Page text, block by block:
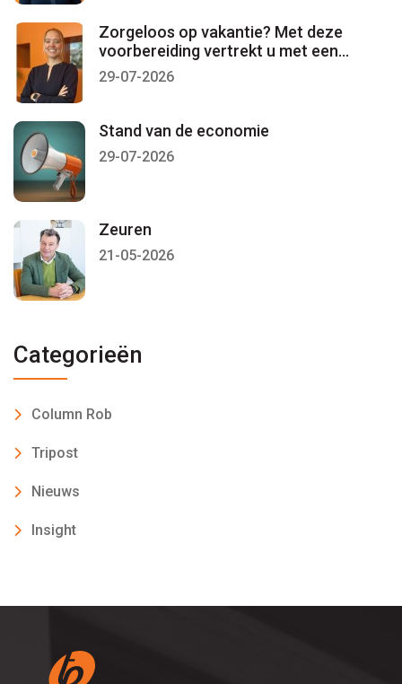
Zorgeloos op vakantie? Met deze
voorbereiding vertrekt u met een
gerust gevoel
29-07-2026
Stand van de economie
29-07-2026
Zeuren
21-05-2026
Categorieën
Column Rob
Tripost
Nieuws
Insight